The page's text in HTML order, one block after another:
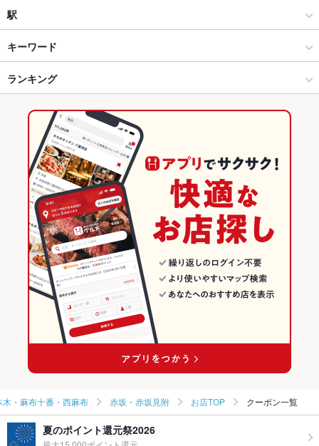
北の味紀行と地酒 北海道 大崎ゲートシティ店
北海道 国分寺南口駅前店
北海道 八王子駅前店
北海道 錦糸町店
北海道 秋葉原店
北海道 東京オペラシティ店
北海道 飯田橋駅前店
北海道 大手町店
北海道 カレッタ汐留店
その他の関連店舗
和風
赤坂・六本木・麻布十番・西麻布 × 居酒屋
赤坂・六本木・麻布十番・西麻布 × 和風
赤坂見附駅 × 居酒屋
赤坂見附駅 × 和風
焼き鳥・鶏料理
赤坂・六本木・麻布十番・西麻布 × 和食
赤坂・六本木・麻布十番・西麻布 × 焼き鳥・鶏料理
赤坂見附駅 × 和食
赤坂見附駅 × 焼き鳥・鶏料理
赤坂・赤坂見附
赤坂・赤坂見附 × 居酒屋
赤坂・赤坂見附 × 和風
赤坂・赤坂見附 × 和食
赤坂・赤坂見附 × 焼き鳥・鶏料理
東京 × 居酒屋
東京 × 和風
東京 × 和食
東京 × 焼き鳥・鶏料理
駅
赤坂駅
赤坂見附駅
永田町駅
キーワード
からあげ
つくね 焼売 チャーハン
味噌バターコーンラーメン
ランキング
東京のグルメランキング
東京の居酒屋ランキング
赤坂・六本木・麻布十番・西麻布のグルメランキング
赤坂・六本木・麻布十番・西麻布の居酒屋ランキング
赤坂・赤坂見附のグルメランキング
赤坂・赤坂見附の居酒屋ランキング
木・麻布十番・西麻布 赤坂・赤坂見附 お店TOP クーポン一覧
夏のポイント還元祭2026